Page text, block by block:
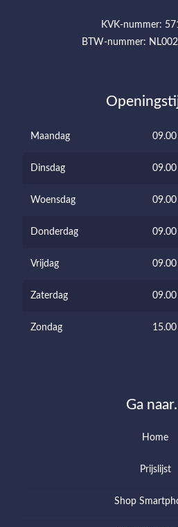
KVK-nummer:
BTW-nummer:
Maandag
Dinsdag
Woensdag
Donderdag
Vrijdag
Zaterdag
Zondag
Ga
Home
Prijslijst
Shop